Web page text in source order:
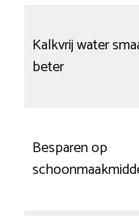
Kalkvrij water
beter
Besparen op